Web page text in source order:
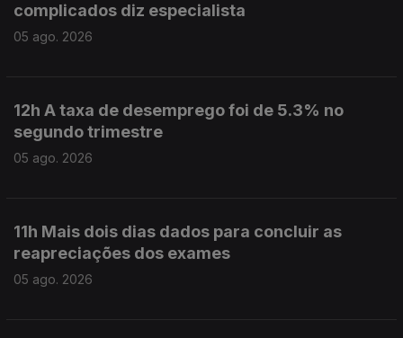
complicados diz especialista
05 ago. 2026
12h A taxa de desemprego foi de 5.3% no
segundo trimestre
05 ago. 2026
11h Mais dois dias dados para concluir as
reapreciações dos exames
05 ago. 2026